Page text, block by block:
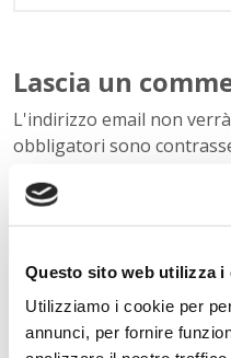
Questo sito web utilizza i
Utilizziamo i cookie per
annunci, per fornire
Lascia un
L'indirizzo email non
obbligatori sono
Nome
E-mail*